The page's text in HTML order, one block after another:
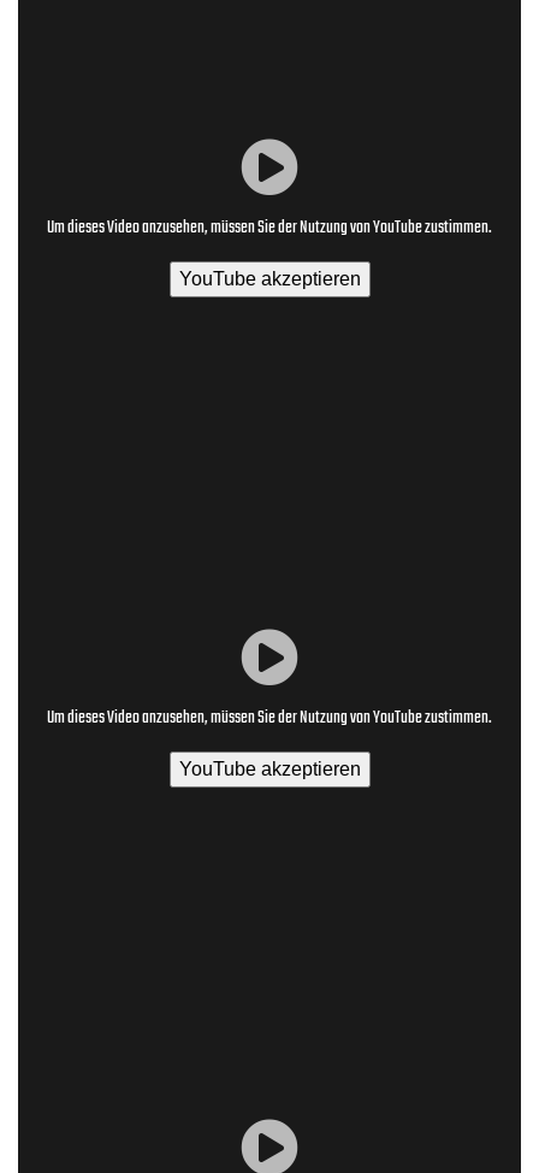
Um dieses Video anzusehen, müssen Sie der Nutzung von YouTube zustimmen.
YouTube akzeptieren
Um dieses Video anzusehen, müssen Sie der Nutzung von YouTube zustimmen.
YouTube akzeptieren